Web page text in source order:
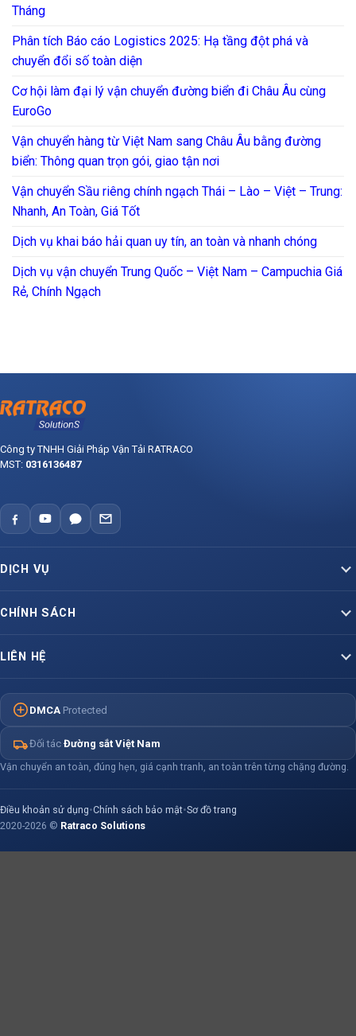
Tháng
Phân tích Báo cáo Logistics 2025: Hạ tầng đột phá và
chuyển đổi số toàn diện
Cơ hội làm đại lý vận chuyển đường biển đi Châu Âu cùng
EuroGo
Vận chuyển hàng từ Việt Nam sang Châu Âu bằng đường
biển: Thông quan trọn gói, giao tận nơi
Vận chuyển Sầu riêng chính ngạch Thái – Lào – Việt – Trung:
Nhanh, An Toàn, Giá Tốt
Dịch vụ khai báo hải quan uy tín, an toàn và nhanh chóng
Dịch vụ vận chuyển Trung Quốc – Việt Nam – Campuchia Giá
Rẻ, Chính Ngạch
Công ty TNHH Giải Pháp Vận Tải RATRACO
MST: 0316136487
DỊCH VỤ
Vận Tải Container Bắc – Nam
Vận Tải Container Lạnh
Container Liên Vận Quốc Tế
Khai Báo Hải Quan – XNK
Dịch Vụ Kéo Container Cảng
CHÍNH SÁCH
Báo giá dịch vụ vận tải
Hợp đồng vận chuyển mẫu
Chính sách bảo hiểm hàng hoá
Hồ sơ năng lực
Liên hệ Ratraco Solutions
LIÊN HỆ
161/1 Cộng Hòa, P. Bảy Hiền, TP.HCM
95 - 97 Lê Duẩn, P. Cửa Nam,
Hà Nội
0965 131 131
DMCA Protected
Đối tác Đường sắt Việt Nam
Vận chuyển an toàn, đúng hẹn, giá cạnh tranh, an toàn trên từng chặng đường.
Điều khoản sử dụng•Chính sách bảo mật•Sơ đồ trang
2020-2026 © Ratraco Solutions